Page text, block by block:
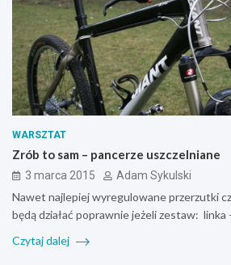
WARSZTAT
Zrób to sam – pancerze uszczelniane
3 marca 2015 Adam Sykulski
Nawet najlepiej wyregulowane przerzutki
będą działać poprawnie jeżeli zestaw: linka
Czytaj dalej